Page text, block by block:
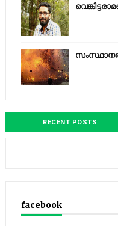
RECENT POSTS
facebook